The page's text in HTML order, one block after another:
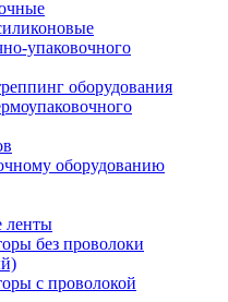
упаковочного
оборудования
оборудованию
ленты
без проволоки
с проволокой